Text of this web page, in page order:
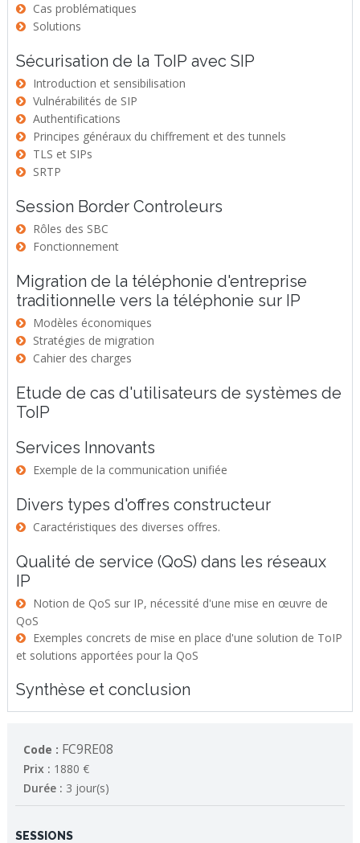
Cas problématiques
Solutions
Sécurisation de la ToIP avec SIP
Introduction et sensibilisation
Vulnérabilités de SIP
Authentifications
Principes généraux du chiffrement et des tunnels
TLS et SIPs
SRTP
Session Border Controleurs
Rôles des SBC
Fonctionnement
Migration de la téléphonie d'entreprise
traditionnelle vers la téléphonie sur IP
Modèles économiques
Stratégies de migration
Cahier des charges
Etude de cas d'utilisateurs de systèmes de
ToIP
Services Innovants
Exemple de la communication unifiée
Divers types d'offres constructeur
Caractéristiques des diverses offres.
Qualité de service (QoS) dans les réseaux
IP
QoS
et solutions apportées pour la QoS
Synthèse et conclusion
Code : FC9RE08
Prix : 1880 €
Durée : 3 jour(s)
SESSIONS